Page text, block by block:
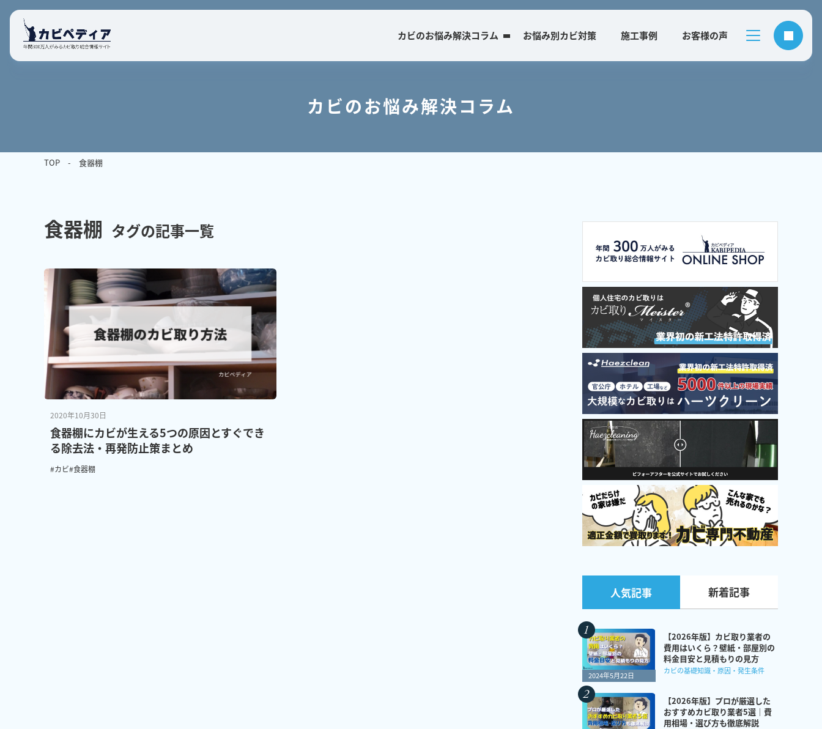
カビのお悩み解決コラム お悩み別カビ対策 施工事例 お客様の声
カビのお悩み解決コラム
TOP 食器棚
食器棚 タグの記事一覧
2020年10月30日
食器棚にカビが生える5つの原因とすぐでき
る除去法・再発防止策まとめ
#カビ#食器棚
人気記事 新着記事
2024年5月22日
【2026年版】カビ取り業者の
費用はいくら？壁紙・部屋別の
料金目安と見積もりの見方
カビの基礎知識・原因・発生条件
【2026年版】プロが厳選した
おすすめカビ取り業者5選｜費
用相場・選び方も徹底解説